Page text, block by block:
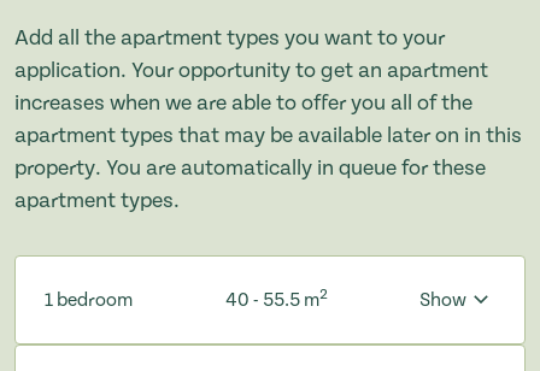
Add all the apartment types you want to your
application. Your opportunity to get an apartment
increases when we are able to offer you all of the
apartment types that may be available later on in this
property. You are automatically in queue for these
apartment types.
1 bedroom 40 - 55.5 m2 Show